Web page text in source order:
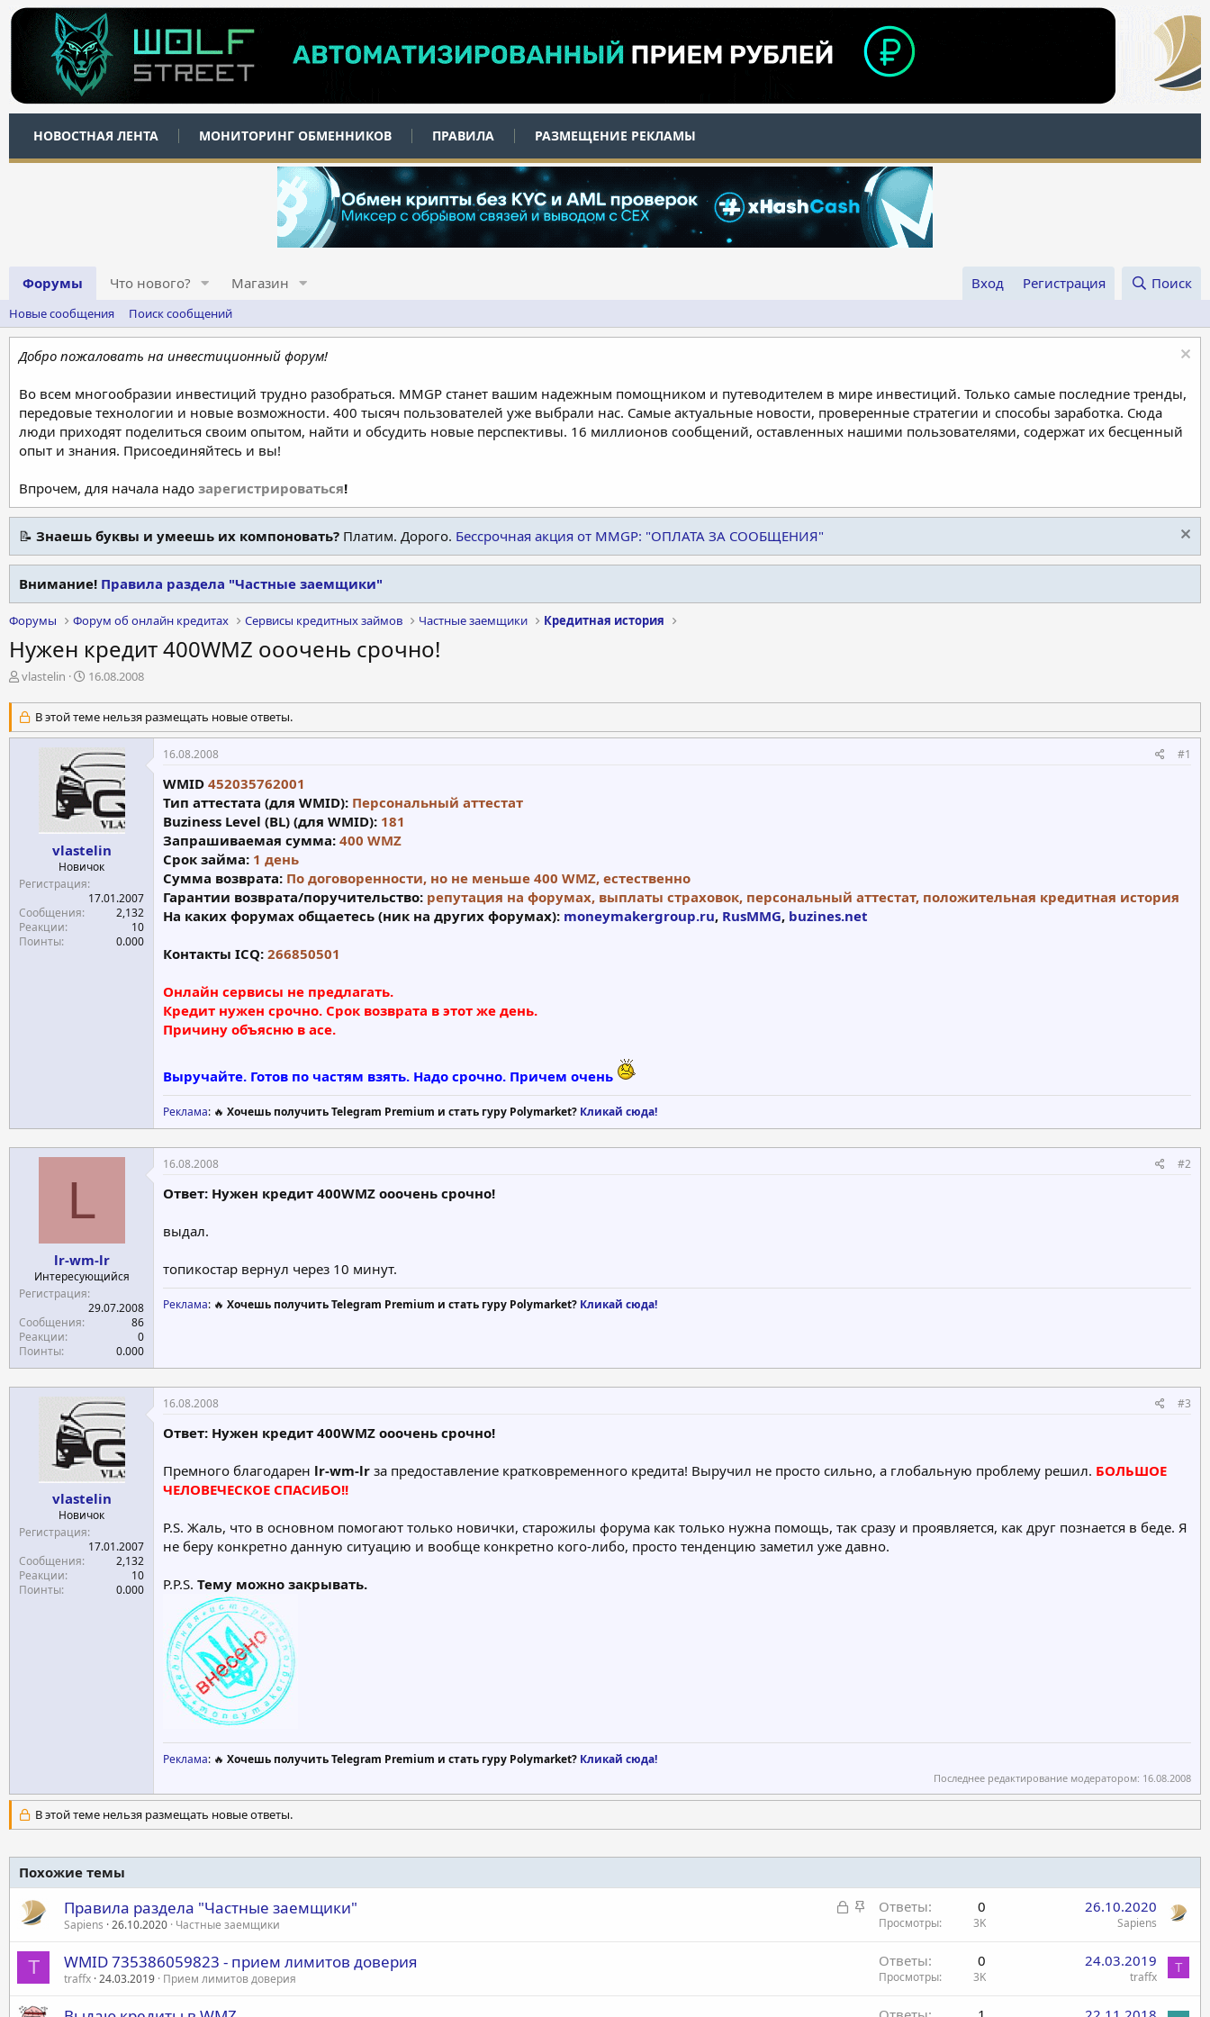
НОВОСТНАЯ ЛЕНТА МОНИТОРИНГ ОБМЕННИКОВ ПРАВИЛА РАЗМЕЩЕНИЕ РЕКЛАМЫ
Форумы Что нового? Магазин Вход Регистрация Поиск
Новые сообщения Поиск сообщений
Добро пожаловать на инвестиционный форум!
Во всем многообразии инвестиций трудно разобраться. MMGP станет вашим надежным помощником и путеводителем в мире инвестиций. Только самые последние тренды,
передовые технологии и новые возможности. 400 тысяч пользователей уже выбрали нас. Самые актуальные новости, проверенные стратегии и способы заработка. Сюда
люди приходят поделиться своим опытом, найти и обсудить новые перспективы. 16 миллионов сообщений, оставленных нашими пользователями, содержат их бесценный
опыт и знания. Присоединяйтесь и вы!
Впрочем, для начала надо зарегистрироваться!
📝 Знаешь буквы и умеешь их компоновать? Платим. Дорого. Бессрочная акция от MMGP: "ОПЛАТА ЗА СООБЩЕНИЯ"
Внимание! Правила раздела "Частные заемщики"
Форумы Форум об онлайн кредитах Сервисы кредитных займов Частные заемщики Кредитная история
Нужен кредит 400WMZ ооочень срочно!
А
т
о
р
vlastelin
Д
т
а
н
а
ч
а
л
16.08.2008
В этой теме нельзя размещать новые ответы.
vlastelin
Новичок
Регистрация
17.01.2007
Сообщения
2,132
Реакции
10
Поинты
0.000
16.08.2008 #1
WMID 452035762001
Тип аттестата (для WMID): Персональный аттестат
Buziness Level (BL) (для WMID): 181
Запрашиваемая сумма: 400 WMZ
Срок займа: 1 день
Сумма возврата: По договоренности, но не меньше 400 WMZ, естественно
Гарантии возврата/поручительство: репутация на форумах, выплаты страховок, персональный аттестат, положительная кредитная история
На каких форумах общаетесь (ник на других форумах): moneymakergroup.ru, RusMMG, buzines.net
Контакты ICQ: 266850501
Онлайн сервисы не предлагать.
Кредит нужен срочно. Срок возврата в этот же день.
Причину объясню в асе.
Выручайте. Готов по частям взять. Надо срочно. Причем очень
Реклама: 🔥 Хочешь получить Telegram Premium и стать гуру Polymarket? Кликай сюда!
L
lr-wm-lr
Интересующийся
Регистрация
29.07.2008
Сообщения
86
Реакции
0
Поинты
0.000
16.08.2008 #2
Ответ: Нужен кредит 400WMZ ооочень срочно!
выдал.
топикостар вернул через 10 минут.
Реклама: 🔥 Хочешь получить Telegram Premium и стать гуру Polymarket? Кликай сюда!
vlastelin
Новичок
Регистрация
17.01.2007
Сообщения
2,132
Реакции
10
Поинты
0.000
16.08.2008 #3
Ответ: Нужен кредит 400WMZ ооочень срочно!
Премного благодарен lr-wm-lr за предоставление кратковременного кредита! Выручил не просто сильно, а глобальную проблему решил. БОЛЬШОЕ
ЧЕЛОВЕЧЕСКОЕ СПАСИБО!!
P.S. Жаль, что в основном помогают только новички, старожилы форума как только нужна помощь, так сразу и проявляется, как друг познается в беде. Я
не беру конкретно данную ситуацию и вообще конкретно кого-либо, просто тенденцию заметил уже давно.
P.P.S. Тему можно закрывать.
Реклама: 🔥 Хочешь получить Telegram Premium и стать гуру Polymarket? Кликай сюда!
Последнее редактирование модератором: 16.08.2008
В этой теме нельзя размещать новые ответы.
Похожие темы
З
З
Правила раздела "Частные заемщики"
Sapiens 26.10.2020 Частные заемщики
Ответы 0
Просмотры 3K
26.10.2020
Sapiens
T WMID 735386059823 - прием лимитов доверия
traffx 24.03.2019 Прием лимитов доверия
Ответы 0
Просмотры 3K
24.03.2019
traffx
T